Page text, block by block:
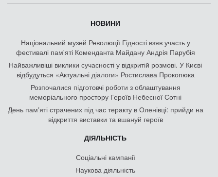
НОВИНИ
Національний музей Революції Гідності взяв участь у
фестивалі пам'яті Коменданта Майдану Андрія Парубія
Найважливіші виклики сучасності у відкритій розмові. У Києві
відбудуться «Актуальні діалоги» Ростислава Прокопюка
Розпочалися підготовчі роботи з облаштування
меморіального простору Героїв Небесної Сотні
День памʼяті страчених під час теракту в Оленівці: прийди на
відкриття виставки та вшануй героїв
ДІЯЛЬНІСТЬ
Соціальні кампанії
Наукова діяльність